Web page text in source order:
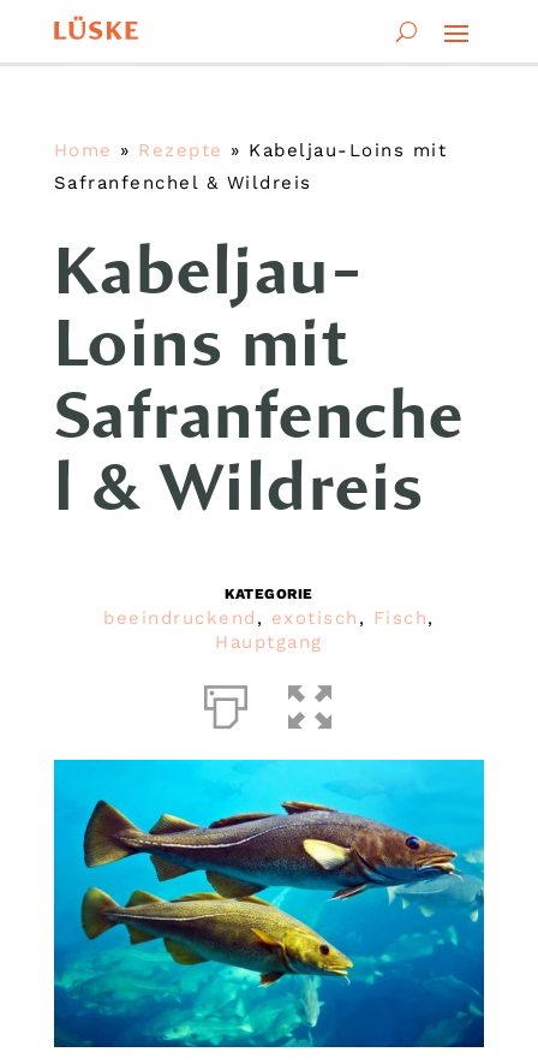
Home » Rezepte » Kabeljau-Loins mit
Safranfenchel & Wildreis
Kabeljau-
Loins mit
Safranfenche
l & Wildreis
KATEGORIE
beeindruckend , exotisch , Fisch,
Hauptgang